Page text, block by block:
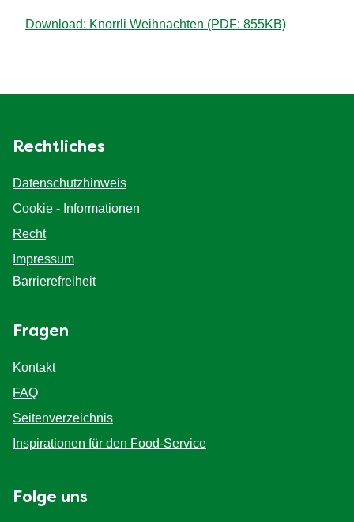
Download: Knorrli Weihnachten (PDF: 855KB)
Rechtliches
Datenschutzhinweis
Cookie - Informationen
Recht
Impressum
Barrierefreiheit
Fragen
Kontakt
FAQ
Seitenverzeichnis
Inspirationen für den Food-Service
Folge uns